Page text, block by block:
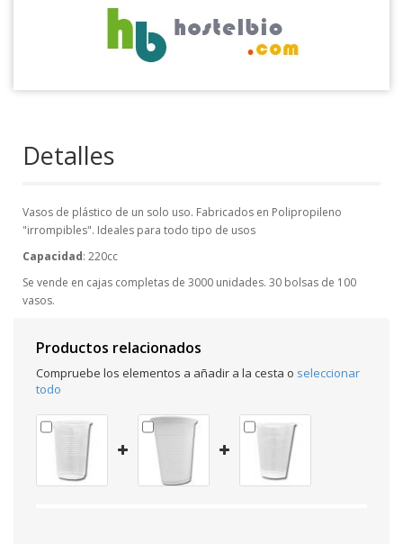
Detalles
Vasos de plástico de un solo uso. Fabricados en Polipropileno
"irrompibles". Ideales para todo tipo de usos
Capacidad: 220cc
Se vende en cajas completas de 3000 unidades. 30 bolsas de 100
vasos.
Productos relacionados
Compruebe los elementos a añadir a la cesta o seleccionar
todo